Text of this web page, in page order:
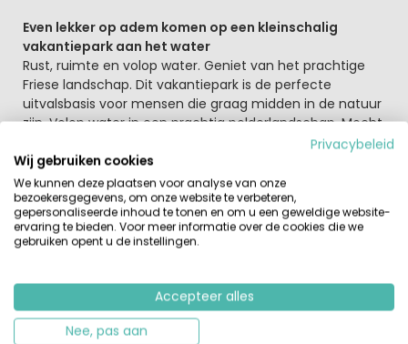
Even lekker op adem komen op een kleinschalig
vakantiepark aan het water
Rust, ruimte en volop water. Geniet van het prachtige
Friese landschap. Dit vakantiepark is de perfecte
uitvalsbasis voor mensen die graag midden in de natuur
zijn. Volop water in een prachtig polderlandschap. Mocht
je een boot bezitten dan zit je hier uiteraard helemaal op
je plek.
Boek hier een van de leuke waterbungalows vaak met
een aanlegsteiger waar je met je eigen boot
terechtkunt. Gooi je hengel uit vanaf de steiger en
ingerichte strandlodges geschikt voor 4 personen.
Heerlijk om 's morgens wakker te worden en meteen het
strandje op lopen om een duik te nemen.
Privacybeleid
Wij gebruiken cookies
We kunnen deze plaatsen voor analyse van onze
bezoekersgegevens, om onze website te verbeteren,
gepersonaliseerde inhoud te tonen en om u een geweldige website-
ervaring te bieden. Voor meer informatie over de cookies die we
gebruiken opent u de instellingen.
Accepteer alles
Nee, pas aan